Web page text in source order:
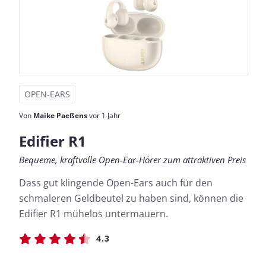
OPEN-EARS
Von Maike Paeßensvor 1 Jahr
Edifier R1
Bequeme, kraftvolle Open-Ear-Hörer zum attraktiven Preis
Dass gut klingende Open-Ears auch für den
schmaleren Geldbeutel zu haben sind, können die
Edifier R1 mühelos untermauern.
4.3